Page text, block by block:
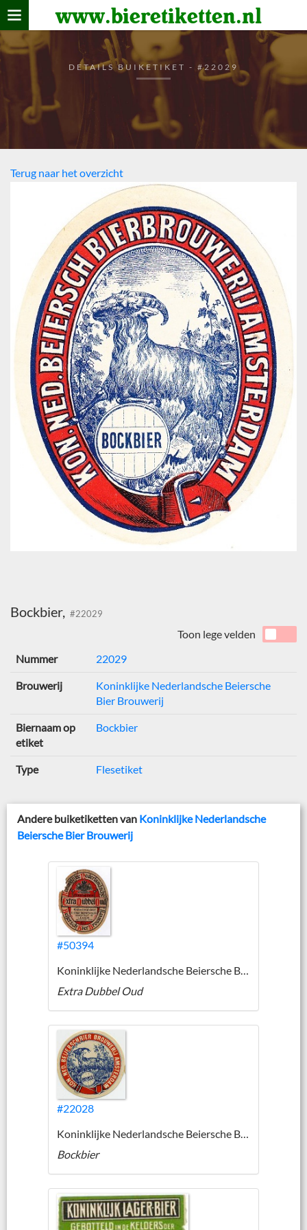
www.bieretiketten.nl
Home
verzamelen
De bierkaart
Bezoekers
DETAILS BUIKETIKET - #22029
Terug naar het overzicht
Bockbier, #22029
Toon lege velden
Nummer
22029
Brouwerij
Koninklijke Nederlandsche Beiersche
Bier Brouwerij
Biernaam op
etiket
Bockbier
Type Flesetiket
Andere buiketiketten van Koninklijke Nederlandsche
Beiersche Bier Brouwerij
#50394
Koninklijke Nederlandsche Beiersche Bier Brouwerij
Extra Dubbel Oud
#22028
Koninklijke Nederlandsche Beiersche Bier Brouwerij
Bockbier